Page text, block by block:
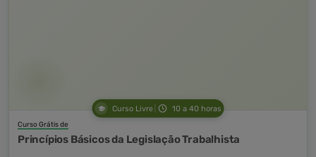
Curso Livre 10 a 40 horas
Curso Grátis de
Princípios Básicos da Legislação Trabalhista